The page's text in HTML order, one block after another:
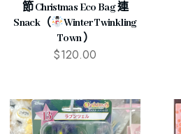
節 Christmas Eco Bag 連
Snack（
Winter Twinkling
Town ）
$120.00